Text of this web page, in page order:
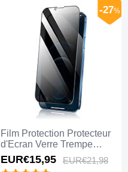
Film Protection Protecteur
d'Ecran Verre Trempe
Privacy M02 pour Apple
iPhone 15 Pro Max Clair
-27%
EUR€15,95 EUR€21,98